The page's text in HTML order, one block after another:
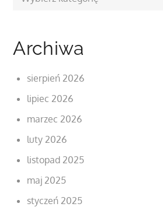
Archiwa
sierpień 2026
lipiec 2026
marzec 2026
luty 2026
listopad 2025
maj 2025
styczeń 2025